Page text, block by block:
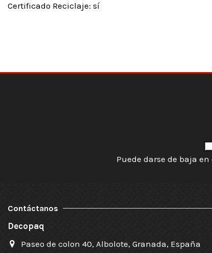
Certificado Reciclaje: sí
Puede darse de baja
Contáctanos
Decopaq
Paseo de colon 40, Albolote, Granada, España